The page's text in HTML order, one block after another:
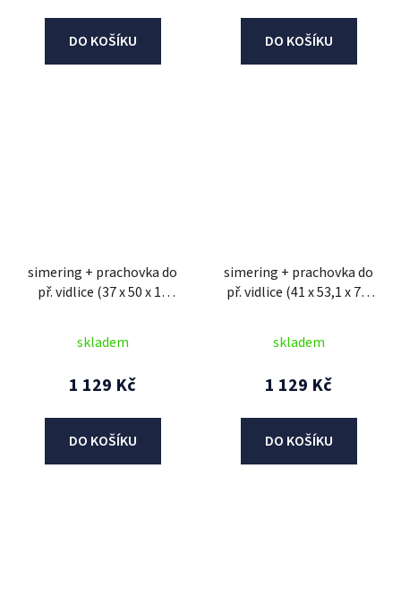
DO KOŠÍKU DO KOŠÍKU
simering + prachovka do
př. vidlice (37 x 50 x 11
skladem
1 129 Kč
DO KOŠÍKU
simering + prachovka do
př. vidlice (41 x 53,1 x 7,5
skladem
1 129 Kč
DO KOŠÍKU